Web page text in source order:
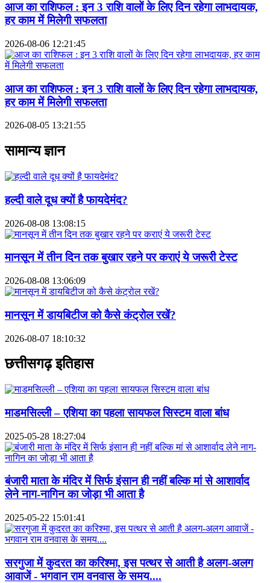
आज का राशिफल : इन 3 राशि वालों के लिए दिन रहेगा लाभदायक,
हर काम में मिलेगी सफलता
2026-08-06 12:21:45
आज का राशिफल : इन 3 राशि वालों के लिए दिन रहेगा लाभदायक,
हर काम में मिलेगी सफलता
2026-08-05 13:21:55
सामान्य ज्ञान
हल्दी वाले दूध क्यों है फायदेमंद?
2026-08-08 13:08:15
मानसून में तीन दिन तक बुखार रहने पर कराएं ये जरूरी टेस्ट
2026-08-08 13:06:09
मानसून में डायबिटीज को कैसे कंट्रोल रखें?
2026-08-07 18:10:32
छत्तीसगढ़ इतिहास
माडमसिल्ली – एशिया का पहला सायफल सिस्टम वाला बांध
2025-05-28 18:27:04
बंजारी माता के मंदिर में सिर्फ इंसान ही नहीं बल्कि मां से आशार्वाद
लेने नाग-नागिन का जोड़ा भी आता है
2025-05-22 15:01:41
सरगुजा में कुदरत का करिश्मा, इस पत्थर से आती है अलग-अलग
आवाजें - भगवान राम वनवास के समय....